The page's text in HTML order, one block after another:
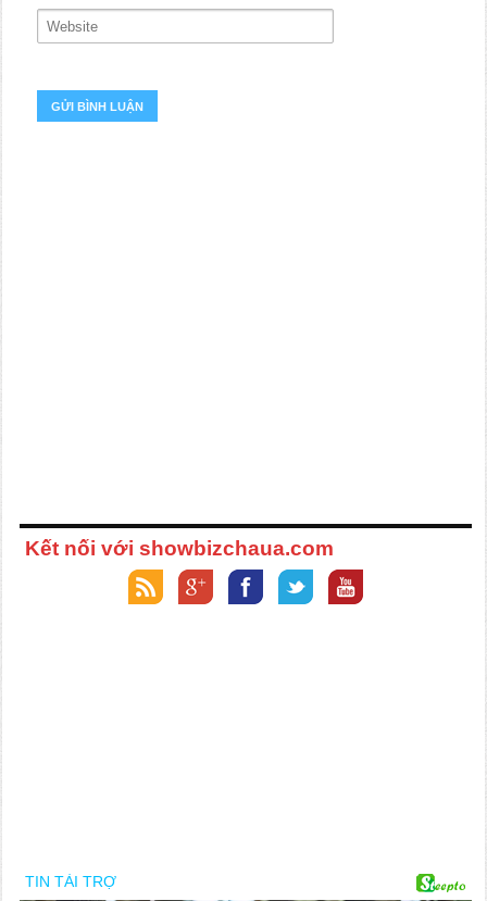
Kết nối với showbizchaua.com